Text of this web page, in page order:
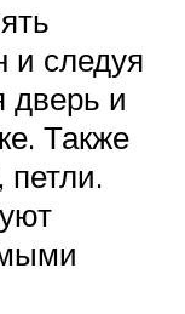
и следуя
дверь и
Также
петли.